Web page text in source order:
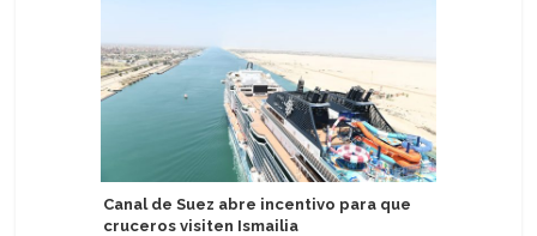
Canal de Suez abre incentivo para que
cruceros visiten Ismailia